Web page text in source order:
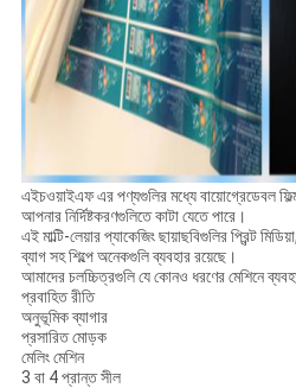
এইচওয়াইএফ এর পণ্যগুলির মধ্যে বায়োগ্রেডেবল
আপনার নির্দিষ্টকরণগুলিতে কাটা যেতে পারে।
এই মাল্টি-লেয়ার প্যাকেজিং ছায়াছবিগুলির প্রিন্ট
ব্যাগ সহ শিল্পে অনেকগুলি ব্যবহার রয়েছে।
আমাদের চলচ্চিত্রগুলি যে কোনও ধরণের মেশিনে
প্রবাহিত রীতি
অনুভূমিক ব্যাগার
প্রসারিত মোড়ক
মেলিং মেশিন
3 বা 4 প্রান্ত সীল